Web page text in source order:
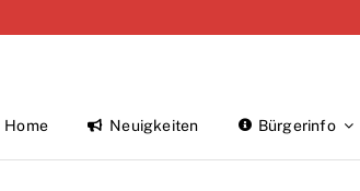
Home Neuigkeiten Bürgerinfo